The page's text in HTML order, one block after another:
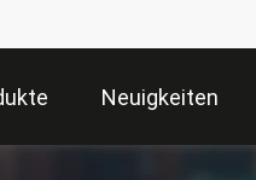
Neuigkeiten